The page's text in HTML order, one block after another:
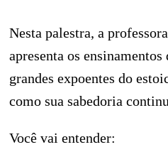
Nesta palestra, a
apresenta os
grandes expoentes do
como sua sabedoria
Você vai entender: